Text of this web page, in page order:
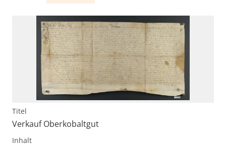
Titel
Verkauf Oberkobaltgut
Inhalt